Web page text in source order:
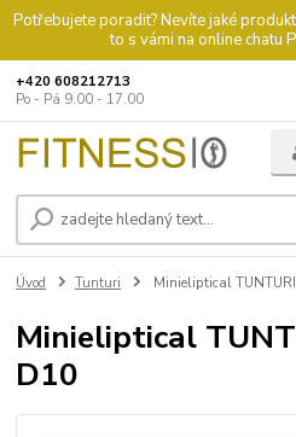
Potřebujete poradit? Nevíte jaké
to s vámi na online chatu
+420 608212713
Po - Pá 9.00 - 17.00
Úvod Tunturi Minieliptical
Minieliptical
D10